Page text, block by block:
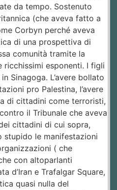
da tempo. Sostenuto
(che aveva fatto a
Corbyn perché aveva
di una prospettiva di
comunità tramite la
esponenti. I figli
Sinagoga. L’avere bollato
pro Palestina, l’avere
di cittadini come terroristi,
il Tribunale che aveva
cittadini di cui sopra,
stupido le manifestazioni
( che
con altoparlanti
d’Iran e Trafalgar Square,
quasi nulla del